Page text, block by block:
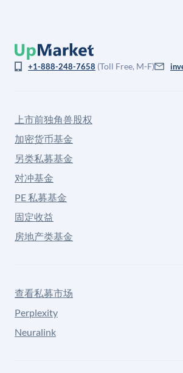
+1-888-248-7658 (Toll Free, M-F)
上市前独角兽股权
加密货币基金
另类私募基金
对冲基金
PE 私募基金
固定收益
房地产类基金
查看私募市场
Perplexity
Neuralink